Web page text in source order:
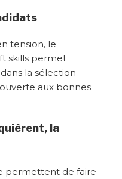
tension, le
skills permet
la sélection
aux bonnes
la
permettent de faire